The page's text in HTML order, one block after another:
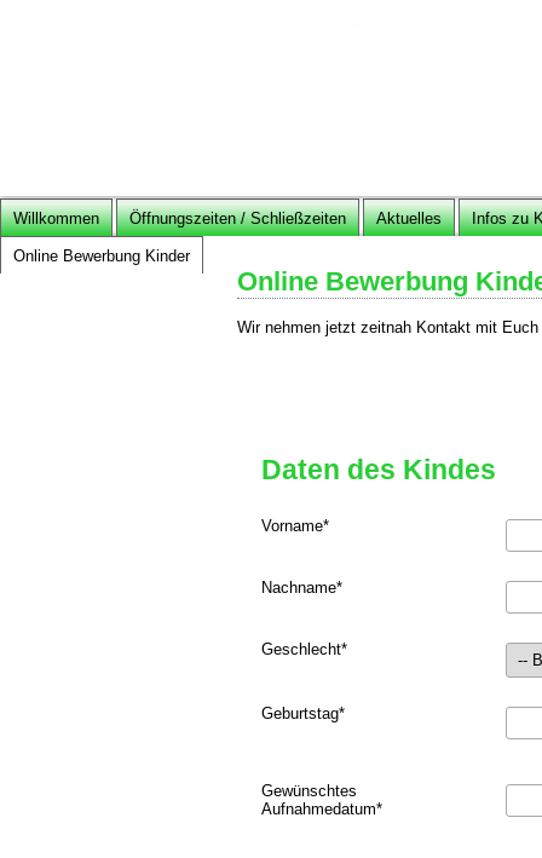
Willkommen Öffnungszeiten / Schließzeiten Aktuelles Infos zu
Online Bewerbung Kinder
Online Bewerbung
Wir nehmen jetzt zeitnah Kontakt mit
Daten des Kindes
Vorname*
Nachname*
Geschlecht*
Geburtstag*
Gewünschtes
Aufnahmedatum*